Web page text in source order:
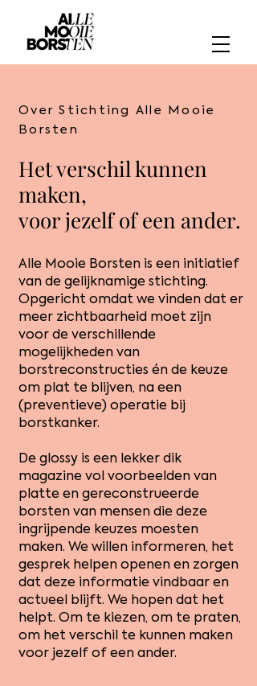
Over Stichting Alle Mooie
Borsten
Het verschil kunnen
maken,
voor jezelf of een ander.
Alle Mooie Borsten is een initiatief
van de gelijknamige stichting.
Opgericht omdat we vinden dat er
meer zichtbaarheid moet zijn
voor de verschillende
mogelijkheden van
borstreconstructies én de keuze
om plat te blijven, na een
(preventieve) operatie bij
borstkanker.
De glossy is een lekker dik
magazine vol voorbeelden van
platte en gereconstrueerde
borsten van mensen die deze
ingrijpende keuzes moesten
maken. We willen informeren, het
gesprek helpen openen en zorgen
dat deze informatie vindbaar en
actueel blijft. We hopen dat het
helpt. Om te kiezen, om te praten,
om het verschil te kunnen maken
voor jezelf of een ander.